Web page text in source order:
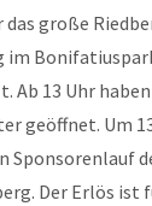
das große
im
Ab 13 Uhr
geöffnet. Um
Sponsorenlauf
Der Erlös ist